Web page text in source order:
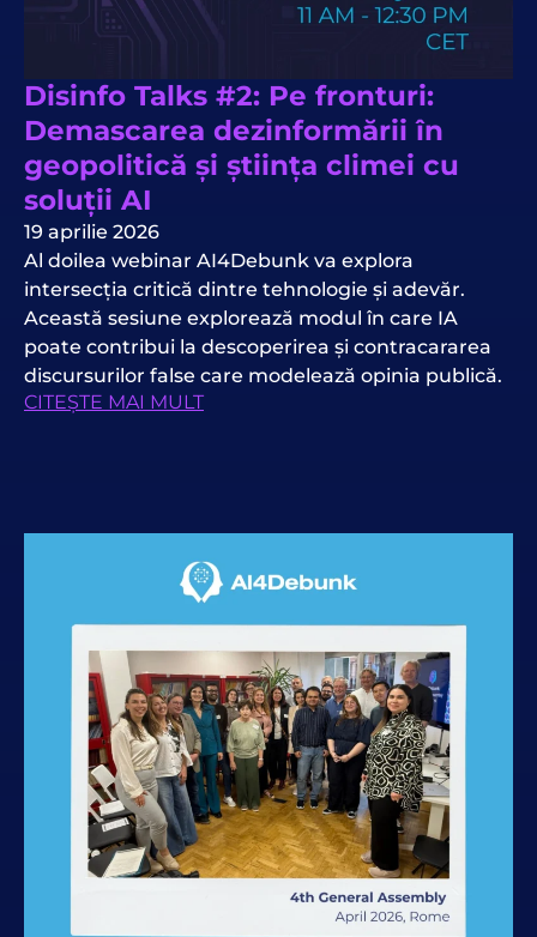
Disinfo Talks #2: Pe fronturi:
Demascarea dezinformării în
geopolitică și știința climei cu
soluții AI
19 aprilie 2026
Al doilea webinar AI4Debunk va explora
intersecția critică dintre tehnologie și adevăr.
Această sesiune explorează modul în care IA
poate contribui la descoperirea și contracararea
discursurilor false care modelează opinia publică.
CITEȘTE MAI MULT